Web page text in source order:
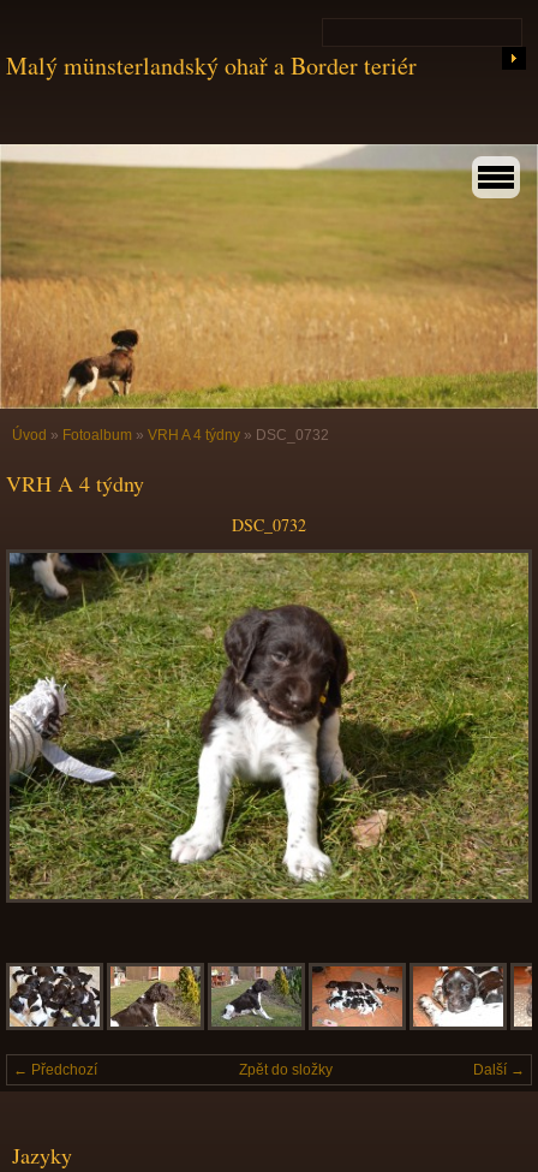
Malý münsterlandský ohař a Border teriér
Úvod » Fotoalbum » VRH A 4 týdny » DSC_0732
VRH A 4 týdny
DSC_0732
← Předchozí Další →
Zpět do složky
Jazyky